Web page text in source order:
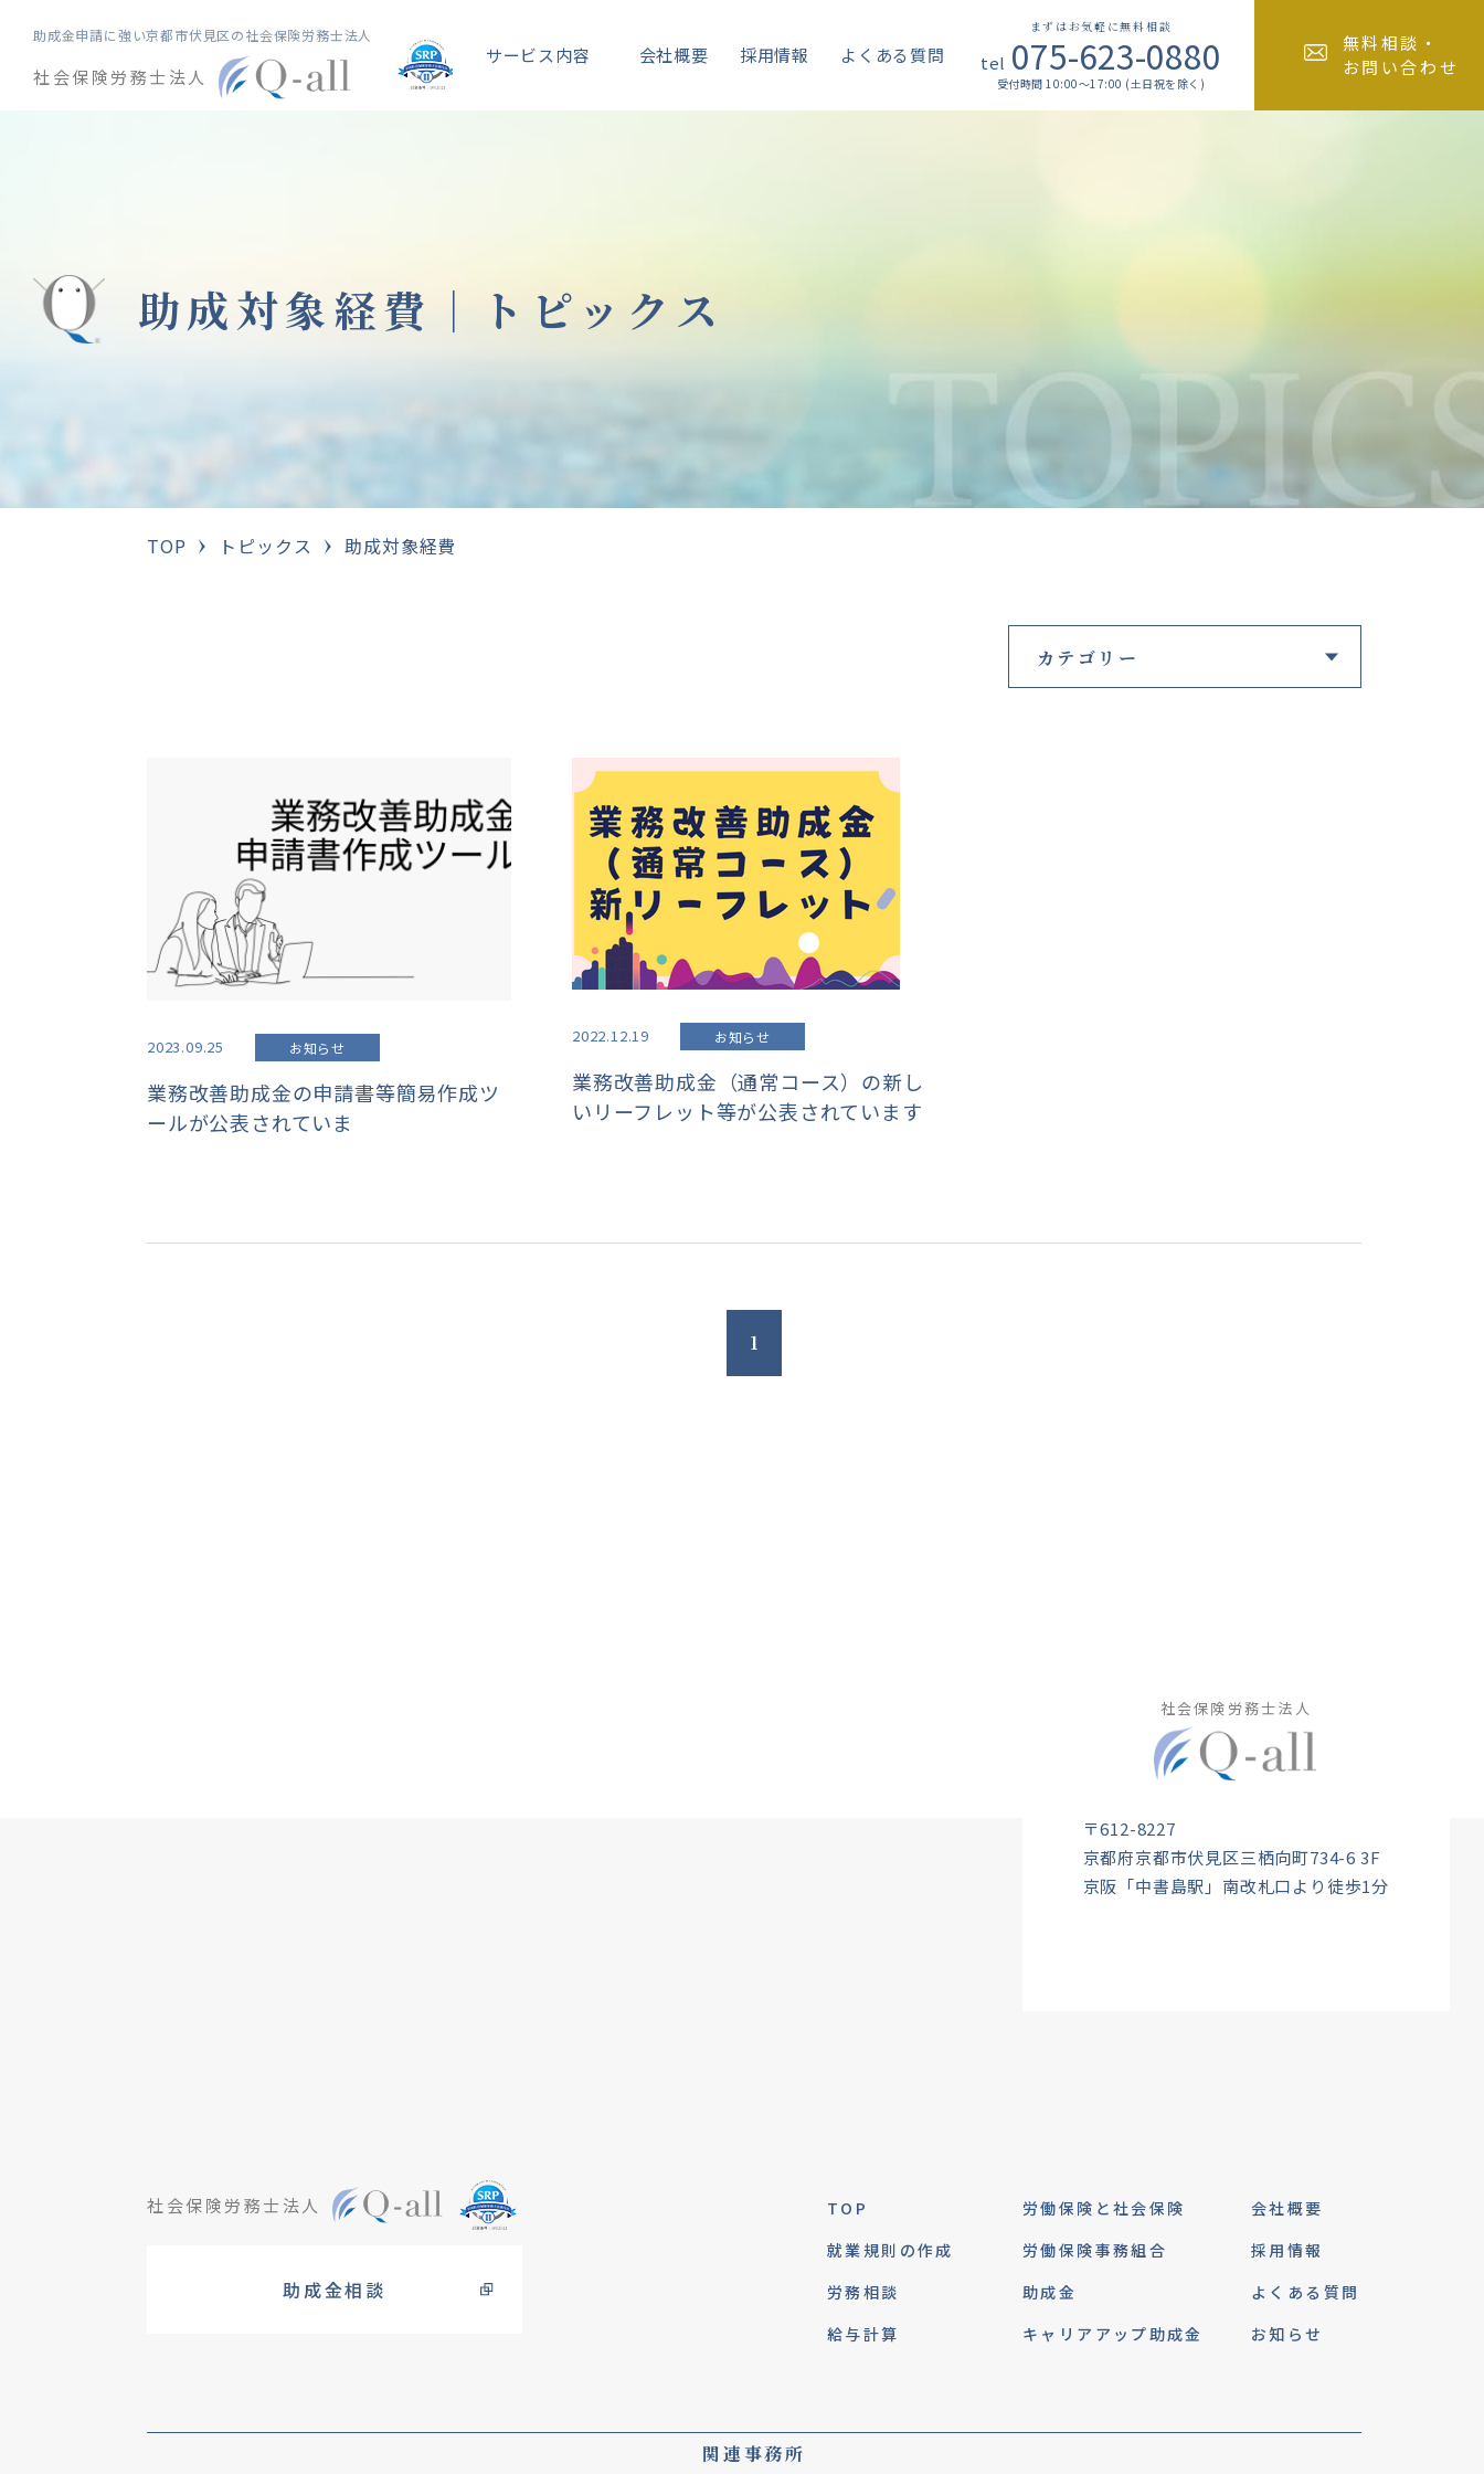
助成金申請に強い京都市伏見区の社会保険労務士法人
社会保険労務士法人
サービス内容 会社概要 採用情報 よくある質問
無料相談・
お問い合わせ
まずはお気軽に無料相談
tel 075-623-0880
受付時間 10:00～17:00 (土日祝を除く)
助成対象経費｜ トピックス
TOP トピックス 助成対象経費
2023.09.25 お知らせ
業務改善助成金の申請書等簡易作成ツ
ールが公表されていま
2022.12.19 お知らせ
業務改善助成金（通常コース）の新し
いリーフレット等が公表されています
1
社会保険労務士法人
〒612-8227
京都府京都市伏見区三栖向町734-6 3F
京阪「中書島駅」南改札口より徒歩1分
社会保険労務士法人
助成金相談
TOP
就業規則の作成
労務相談
給与計算
労働保険と社会保険
労働保険事務組合
助成金
キャリアアップ助成金
会社概要
採用情報
よくある質問
お知らせ
関連事務所